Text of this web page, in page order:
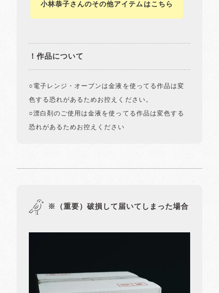
小林恭子さんのその他アイテムはこちら
！作品について
○電子レンジ・オーブンは金液を使ってる作品は変
色する恐れがあるためお控えください。
○漂白剤のご使用は金液を使ってる作品は変色する
恐れがあるためお控えください
※（重要）破損して届いてしまった場合